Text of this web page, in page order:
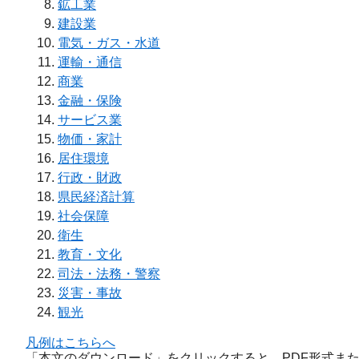
鉱工業
建設業
電気・ガス・水道
運輸・通信
商業
金融・保険
サービス業
物価・家計
居住環境
行政・財政
県民経済計算
社会保障
衛生
教育・文化
司法・法務・警察
災害・事故
観光
凡例はこちらへ